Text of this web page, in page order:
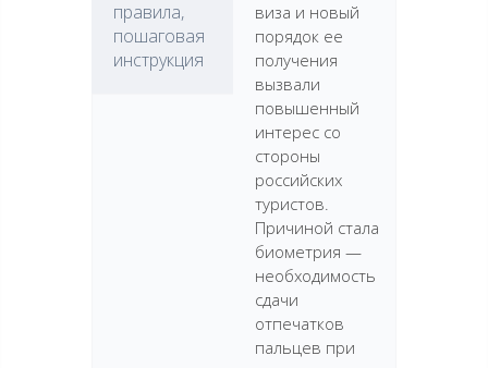
правила,
пошаговая
инструкция
виза и новый
порядок ее
получения
вызвали
повышенный
интерес со
стороны
российских
туристов.
Причиной стала
биометрия —
необходимость
сдачи
отпечатков
пальцев при